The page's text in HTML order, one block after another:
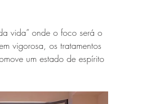
vida” onde o foco será o
vigorosa, os tratamentos
um estado de espírito